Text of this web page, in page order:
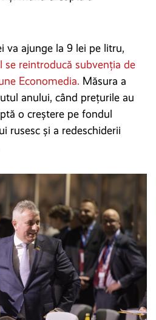
va ajunge la 9 lei pe litru,
se reintroducă subvenția de
Economedia. Măsura a
anului, când prețurile au
o creștere pe fondul
rusesc și a redeschiderii